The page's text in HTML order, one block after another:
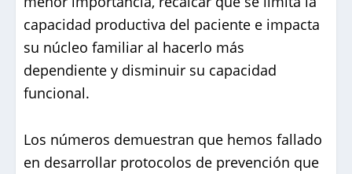
capacidad productiva del paciente e impacta
su núcleo familiar al hacerlo más
dependiente y disminuir su capacidad
funcional.
Los números demuestran que hemos fallado
en desarrollar protocolos de prevención que